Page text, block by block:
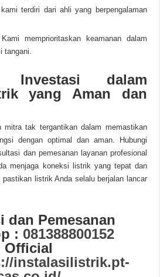
terdiri dari ahli yang berpengalaman
memprioritaskan keamanan dalam
tangani.
Investasi dalam
yang Aman dan
mitra tak tergantikan dalam memastikan
dengan optimal dan aman. Hubungi
dan pemesanan layanan profesional
menjaga koneksi listrik yang tepat dan
listrik Anda selalu berjalan lancar
dan Pemesanan
: 081388800152
Official
instalasilistrik.pt-